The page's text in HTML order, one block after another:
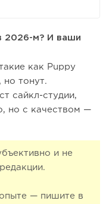
2026-м? И ваши
как Puppy
но тонут.
сайкл-студии,
но с качеством —
и не
— пишите в